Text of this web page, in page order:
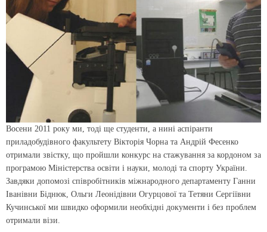
Восени 2011 року ми, тоді ще студенти, а нині аспіранти
приладобудівного факультету Вікторія Чорна та Андрій Фесенко
отримали звістку, що пройшли конкурс на стажування за кордоном за
програмою Міністерства освіти і науки, молоді та спорту України.
Завдяки допомозі співробітників міжнародного департаменту Ганни
Іванівни Біднюк, Ольги Леонідівни Огурцової та Тетяни Сергіївни
Кучинської ми швидко оформили необхідні документи і без проблем
отримали візи.